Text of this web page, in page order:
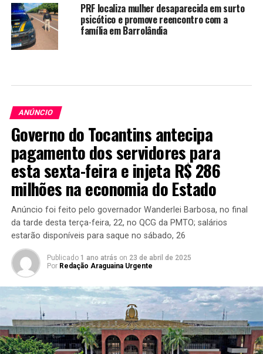
PRF localiza mulher desaparecida em surto
psicótico e promove reencontro com a
família em Barrolândia
ANÚNCIO
Governo do Tocantins antecipa
pagamento dos servidores para
esta sexta-feira e injeta R$ 286
milhões na economia do Estado
Anúncio foi feito pelo governador Wanderlei Barbosa, no final
da tarde desta terça-feira, 22, no QCG da PMTO; salários
estarão disponíveis para saque no sábado, 26
Publicado 1 ano atrás on 23 de abril de 2025
Por Redação Araguaina Urgente